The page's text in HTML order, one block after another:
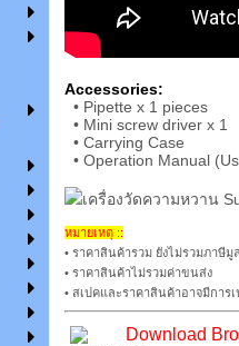
Accessories:
• Pipette x 1 pieces
• Mini screw driver x 1
• Carrying Case
• Operation Manual
หมายเหตุ ::
• ราคาสินค้ารวม ยังไม่รวมภาษีมู
• ราคาสินค้าไม่รวมค่าขนส่ง
• สเปคและราคาสินค้าอาจมีการ
Download